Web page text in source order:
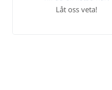
Låt oss veta!